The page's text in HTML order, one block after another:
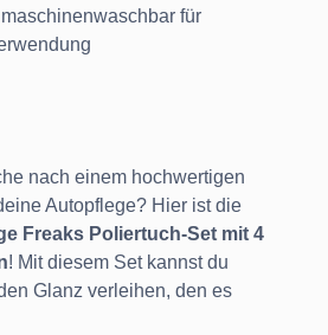
für
nach einem hochwertigen
Autopflege? Hier ist die
Freaks Poliertuch-Set mit 4
! Mit diesem Set kannst du
Glanz verleihen, den es